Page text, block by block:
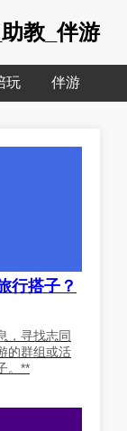
教_伴游
玩 伴游
行搭子？
，寻找志同
的群组或活
。**